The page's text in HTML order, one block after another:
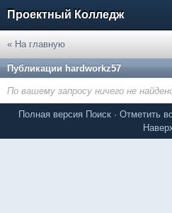
Проектный Колледж
« На главную
Публикации hardworkz57
По вашему запросу ничего не
Полная версия Поиск · Отметить